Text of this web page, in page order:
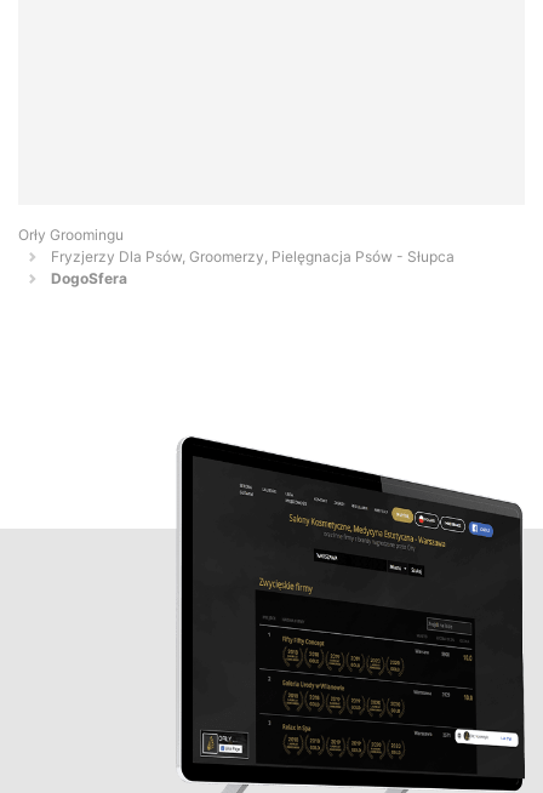
Orły Groomingu
Fryzjerzy Dla Psów, Groomerzy, Pielęgnacja Psów - Słupca
DogoSfera